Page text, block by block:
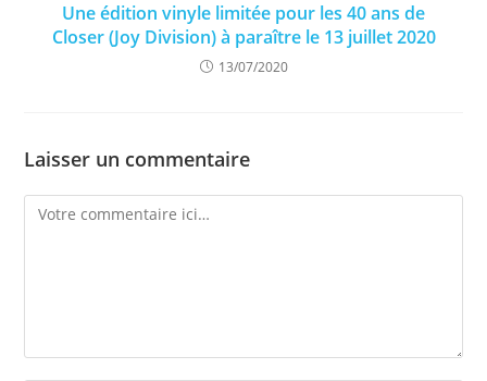
Une édition vinyle limitée pour les 40 ans de
Closer (Joy Division) à paraître le 13 juillet 2020
13/07/2020
Laisser un commentaire
Comment